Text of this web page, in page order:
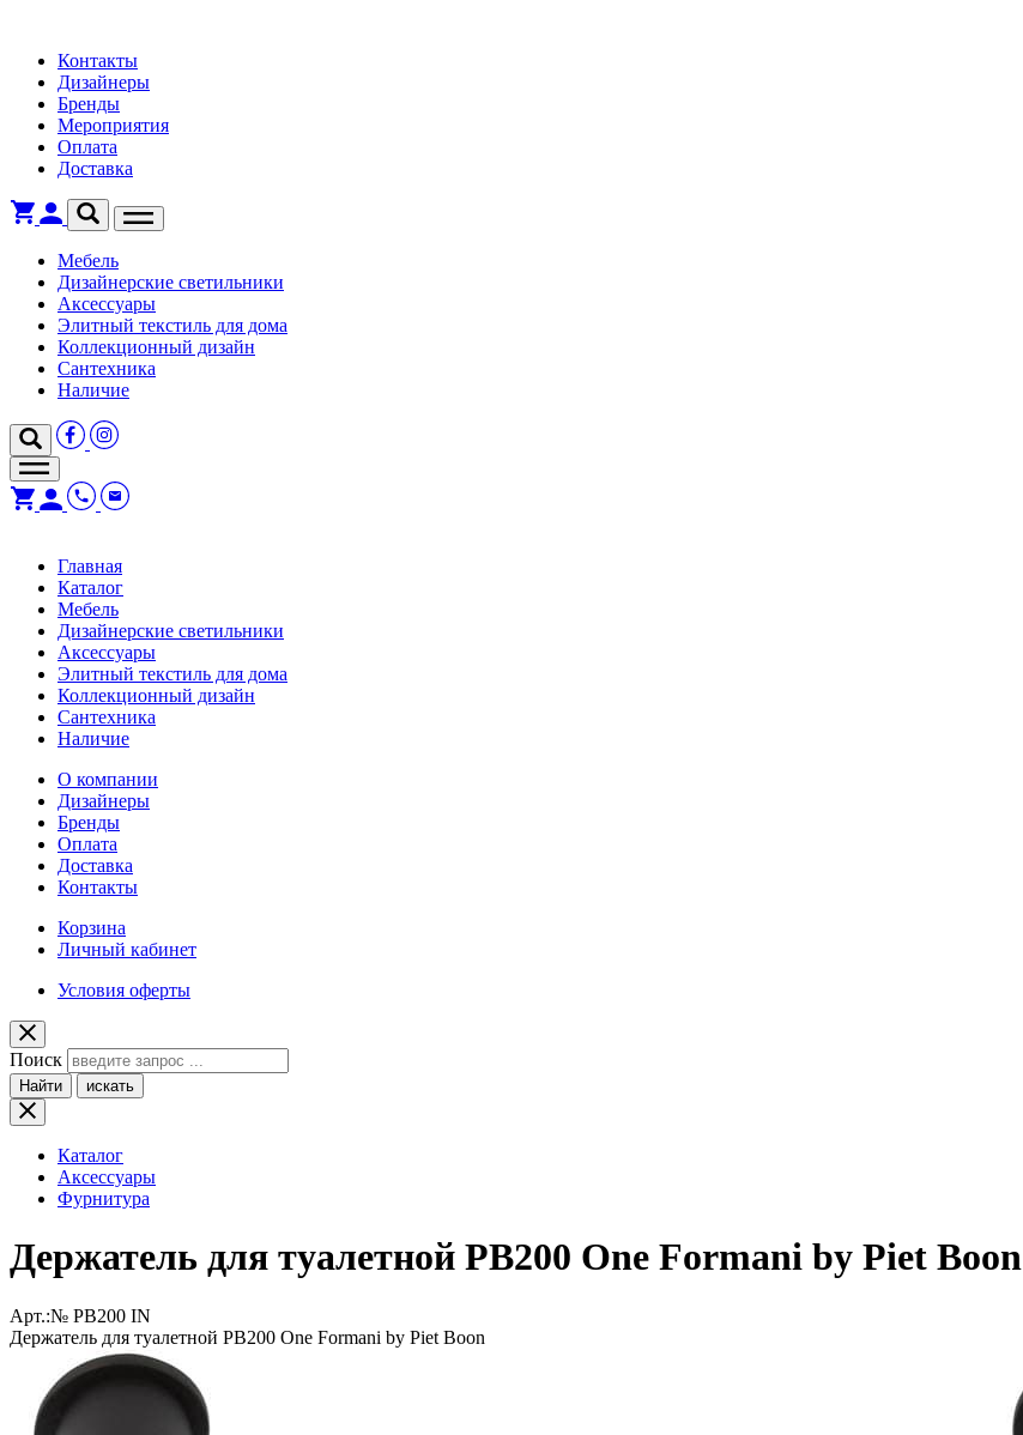
Контакты
Дизайнеры
Бренды
Мероприятия
Оплата
Доставка
Мебель
Дизайнерские светильники
Аксессуары
Элитный текстиль для дома
Коллекционный дизайн
Сантехника
Наличие
Главная
Каталог
Мебель
Дизайнерские светильники
Аксессуары
Элитный текстиль для дома
Коллекционный дизайн
Сантехника
Наличие
О компании
Дизайнеры
Бренды
Оплата
Доставка
Контакты
Корзина
Личный кабинет
Условия оферты
Поиск
Найти искать
Каталог
Аксессуары
Фурнитура
Держатель для туалетной PB200 One Formani by Piet Boon
Арт.:№ PB200 IN
Держатель для туалетной PB200 One Formani by Piet Boon